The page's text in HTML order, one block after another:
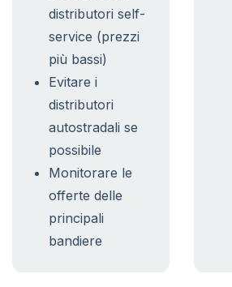
distributori self-
service (prezzi
più bassi)
Evitare i
distributori
autostradali se
possibile
Monitorare le
offerte delle
principali
bandiere